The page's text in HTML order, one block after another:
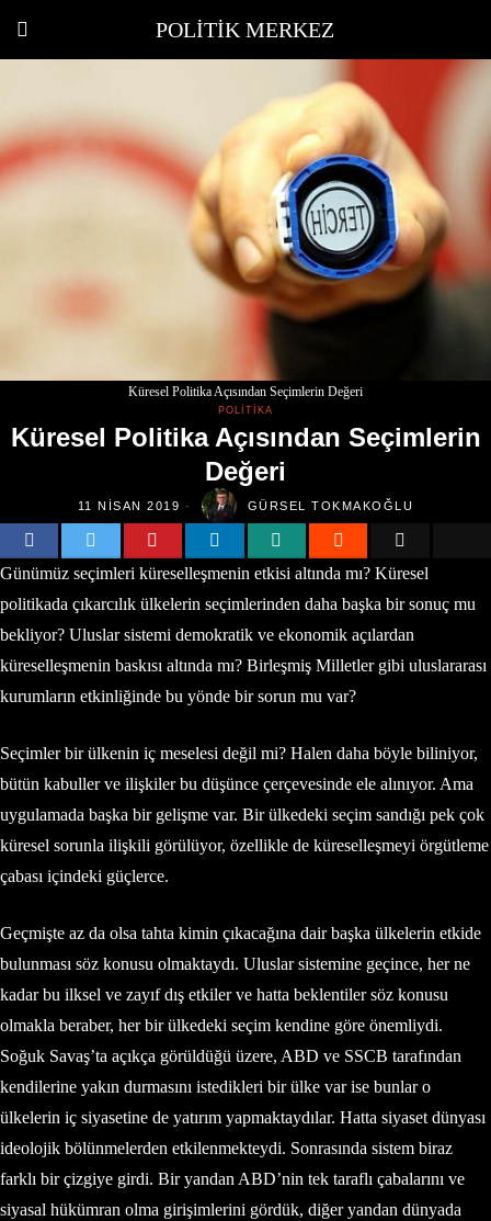
POLITIK MERKEZ
Küresel Politika Açısından Seçimlerin Değeri
POLITIKA
Küresel Politika Açısından Seçimlerin
Değeri
11 NISAN 2019 GÜRSEL TOKMAKOĞLU
Günümüz seçimleri küreselleşmenin etkisi altında mı? Küresel
politikada çıkarcılık ülkelerin seçimlerinden daha başka bir sonuç mu
bekliyor? Uluslar sistemi demokratik ve ekonomik açılardan
küreselleşmenin baskısı altında mı? Birleşmiş Milletler gibi uluslararası
kurumların etkinliğinde bu yönde bir sorun mu var?
Seçimler bir ülkenin iç meselesi değil mi? Halen daha böyle biliniyor,
bütün kabuller ve ilişkiler bu düşünce çerçevesinde ele alınıyor. Ama
uygulamada başka bir gelişme var. Bir ülkedeki seçim sandığı pek çok
küresel sorunla ilişkili görülüyor, özellikle de küreselleşmeyi örgütleme
çabası içindeki güçlerce.
Geçmişte az da olsa tahta kimin çıkacağına dair başka ülkelerin etkide
bulunması söz konusu olmaktaydı. Uluslar sistemine geçince, her ne
kadar bu ilksel ve zayıf dış etkiler ve hatta beklentiler söz konusu
olmakla beraber, her bir ülkedeki seçim kendine göre önemliydi.
Soğuk Savaş’ta açıkça görüldüğü üzere, ABD ve SSCB tarafından
kendilerine yakın durmasını istedikleri bir ülke var ise bunlar o
ülkelerin iç siyasetine de yatırım yapmaktaydılar. Hatta siyaset dünyası
ideolojik bölünmelerden etkilenmekteydi. Sonrasında sistem biraz
farklı bir çizgiye girdi. Bir yandan ABD’nin tek taraflı çabalarını ve
siyasal hükümran olma girişimlerini gördük, diğer yandan dünyada